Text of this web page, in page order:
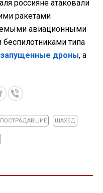
россияне атаковали
ракетами
авиационными
типа
запущенные дроны, а
ПОСТРАДАВШИЕ ШАХЕД